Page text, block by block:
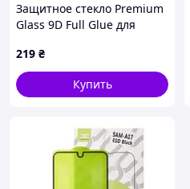
Защитное стекло Premium
Glass 9D Full Glue для
4K859MA518
219 ₴
Купить